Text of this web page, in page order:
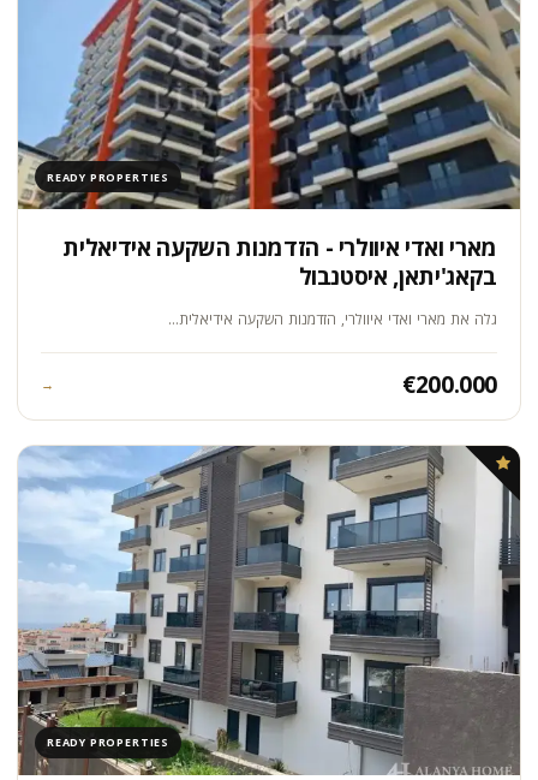
READY PROPERTIES
מארי ואדי איוולרי - הזדמנות השקעה אידיאלית
בקאג'יתאן, איסטנבול
גלה את מארי ואדי איוולרי, הזדמנות השקעה אידיאלית…
€200.000
→
READY PROPERTIES